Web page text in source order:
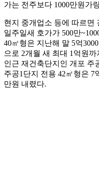
가는 전주보다 1000만원가
현지 중개업소 등에 따르면
일주일새 호가가 500만
40㎡형은 지난해 말 5억
으로 2개월 새 최대 1억원
인근 재건축단지인 개포 주
주공1단지 전용 42㎡형은 7
만원 내렸다.